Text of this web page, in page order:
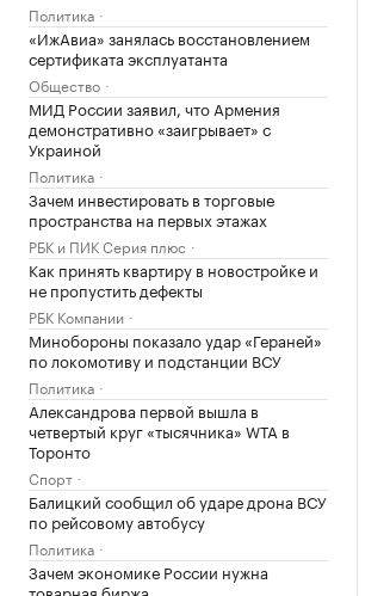
Политика
«ИжАвиа» занялась восстановлением
сертификата эксплуатанта
Общество
МИД России заявил, что Армения
демонстративно «заигрывает» с
Украиной
Политика
Зачем инвестировать в торговые
пространства на первых этажах
РБК и ПИК Серия плюс
Как принять квартиру в новостройке и
не пропустить дефекты
РБК Компании
Минобороны показало удар «Гераней»
по локомотиву и подстанции ВСУ
Политика
Александрова первой вышла в
четвертый круг «тысячника» WTA в
Торонто
Спорт
Балицкий сообщил об ударе дрона ВСУ
по рейсовому автобусу
Политика
Зачем экономике России нужна
товарная биржа